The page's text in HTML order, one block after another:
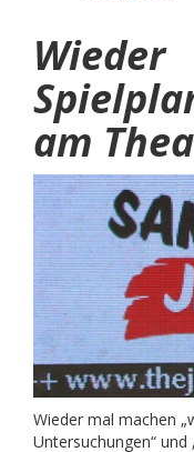
Wieder
am
Wieder mal machen
Untersuchungen“